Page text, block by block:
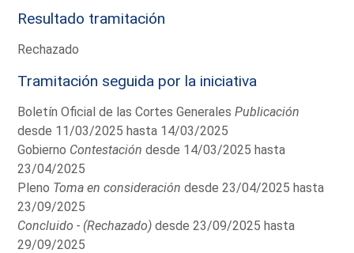
Resultado tramitación
Rechazado
Tramitación seguida por la iniciativa
Boletín Oficial de las Cortes GeneralesPublicación
desde 11/03/2025 hasta 14/03/2025
Gobierno Contestación desde 14/03/2025 hasta
23/04/2025
Pleno Toma en consideración desde 23/04/2025 hasta
23/09/2025
Concluido - (Rechazado) desde 23/09/2025 hasta
29/09/2025